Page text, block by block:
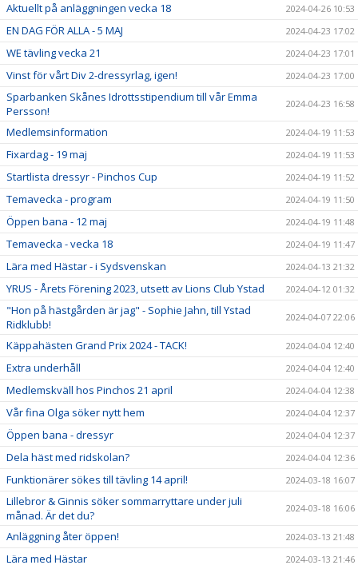
Aktuellt på anläggningen vecka 18 2024-04-26 10:53
EN DAG FÖR ALLA - 5 MAJ 2024-04-23 17:02
WE tävling vecka 21 2024-04-23 17:01
Vinst för vårt Div 2-dressyrlag, igen! 2024-04-23 17:00
Sparbanken Skånes Idrottsstipendium till vår Emma
Persson!
2024-04-23 16:58
Medlemsinformation 2024-04-19 11:53
Fixardag - 19 maj 2024-04-19 11:53
Startlista dressyr - Pinchos Cup 2024-04-19 11:52
Temavecka - program 2024-04-19 11:50
Öppen bana - 12 maj 2024-04-19 11:48
Temavecka - vecka 18 2024-04-19 11:47
Lära med Hästar - i Sydsvenskan 2024-04-13 21:32
YRUS - Årets Förening 2023, utsett av Lions Club Ystad 2024-04-12 01:32
"Hon på hästgården är jag" - Sophie Jahn, till Ystad
Ridklubb!
2024-04-07 22:06
Käppahästen Grand Prix 2024 - TACK! 2024-04-04 12:40
Extra underhåll 2024-04-04 12:40
Medlemskväll hos Pinchos 21 april 2024-04-04 12:38
Vår fina Olga söker nytt hem 2024-04-04 12:37
Öppen bana - dressyr 2024-04-04 12:37
Dela häst med ridskolan? 2024-04-04 12:36
Funktionärer sökes till tävling 14 april! 2024-03-18 16:07
Lillebror & Ginnis söker sommarryttare under juli
månad. Är det du?
2024-03-18 16:06
Anläggning åter öppen! 2024-03-13 21:48
Lära med Hästar 2024-03-13 21:46